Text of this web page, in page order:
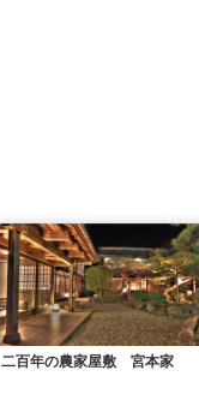
二百年の農家屋敷 宮本家